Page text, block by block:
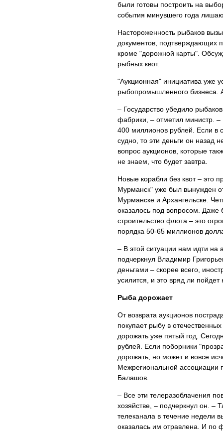
были готовы построить на
события минувшего года
Настороженность рыбаков
документов, подтверждающих
кроме "дорожной карты".
рыбных квот.
"Аукционная" инициатива уже
рыбопромышленного бизнеса.
– Государство убедило
фабрики, – отметил министр. –
400 миллионов рублей. Если в
судно, то эти деньги он назад
вопрос аукционов, которые
не знаем, что будет завтра.
Новые корабли без квот – это
Мурманск" уже был вынужден
Мурманске и Архангельске.
оказалось под вопросом. Даже
строительство флота – это
порядка 50-65 миллионов
– В этой ситуации нам идти на
подчеркнул Владимир
деньгами – скорее всего,
усилится, и это вряд ли пойдет
Рыба дорожает
От возврата аукционов
покупает рыбу в
дорожать уже пятый год.
рублей. Если поборники
дорожать, но может и вовсе
Межрегиональной
Балашов.
– Все эти телеразоблачения
хозяйстве, – подчеркнул он. –
телеканала в течение недели
оказалась им отравлена. И по